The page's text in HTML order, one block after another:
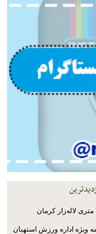
ویژه اداره ورزش استهبان